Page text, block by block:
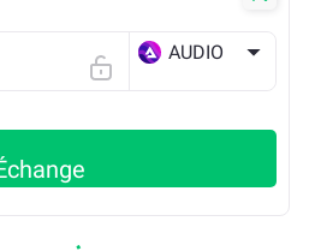
AUDIO